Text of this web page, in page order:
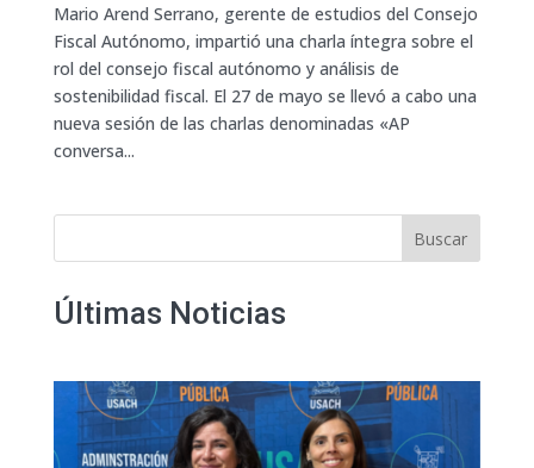
Mario Arend Serrano, gerente de estudios del Consejo
Fiscal Autónomo, impartió una charla íntegra sobre el
rol del consejo fiscal autónomo y análisis de
sostenibilidad fiscal. El 27 de mayo se llevó a cabo una
nueva sesión de las charlas denominadas «AP
conversa...
Buscar
Últimas Noticias